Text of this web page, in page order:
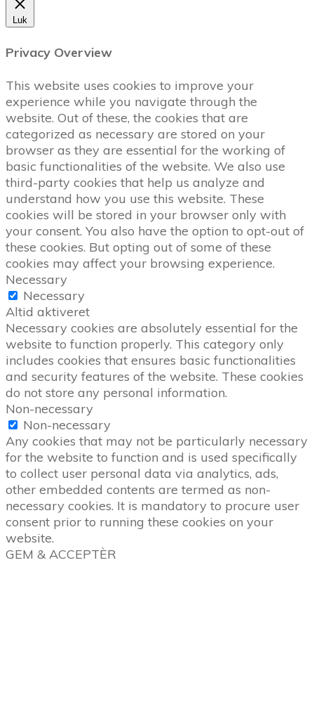
Luk
Privacy Overview
This website uses cookies to improve your
experience while you navigate through the
website. Out of these, the cookies that are
categorized as necessary are stored on your
browser as they are essential for the working of
basic functionalities of the website. We also use
third-party cookies that help us analyze and
understand how you use this website. These
cookies will be stored in your browser only with
your consent. You also have the option to opt-out of
these cookies. But opting out of some of these
cookies may affect your browsing experience.
Necessary
Necessary
Altid aktiveret
Necessary cookies are absolutely essential for the
website to function properly. This category only
includes cookies that ensures basic functionalities
and security features of the website. These cookies
do not store any personal information.
Non-necessary
Non-necessary
Any cookies that may not be particularly necessary
for the website to function and is used specifically
to collect user personal data via analytics, ads,
other embedded contents are termed as non-
necessary cookies. It is mandatory to procure user
consent prior to running these cookies on your
website.
GEM & ACCEPTÈR